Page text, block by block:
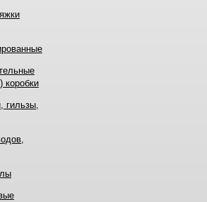
коробки
гильзы,